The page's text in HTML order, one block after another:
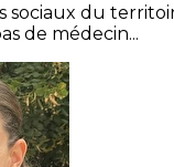
sociaux du
de médecin...